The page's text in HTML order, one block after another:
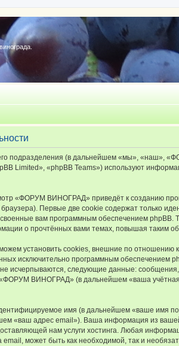
подразделения (в дальнейшем «мы», «наш»,
Limited», «phpBB Teams») используют
«ФОРУМ ВИНОГРАД» приведёт к созданию
Первые две cookie содержат только
вам программным обеспечением phpBB.
о прочтённых вами темах, повышая таким
установить cookies, внешние по отношению к
исключительно программным
исчерпываются, следующие данные:
ВИНОГРАД» (в дальнейшем «ваша
имя (в дальнейшем «ваше имя
«ваш адрес email»). Ваша информация из
нам услуги хостинга. Любая
может быть как необходимой, так и